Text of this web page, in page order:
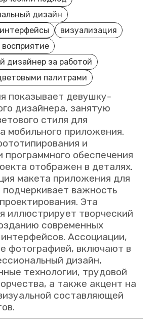
дизайн
визуализация
восприятие
дизайнер за работой
палитрами
показывает девушку-
дизайнера, занятую
стиля для
мобильного приложения.
и
программного обеспечения
отображен в деталях.
макета приложения для
важность
Эта
иллюстрирует творческий
современных
Ассоциации,
фотографией, включают в
дизайн,
технологии, трудовой
а также акцент на
составляющей